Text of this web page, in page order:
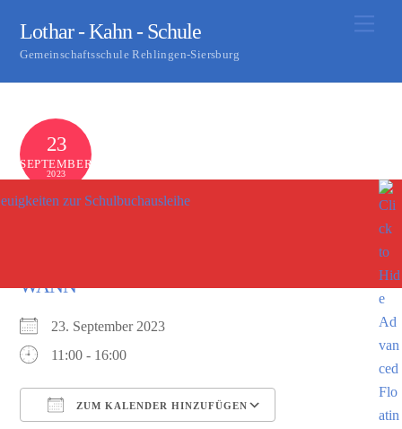
content
Lothar - Kahn - Schule
Gemeinschaftsschule Rehlingen-Siersburg
23
SEPTEMBER
2023
WANN
23. September 2023
11:00 - 16:00
ZUM KALENDER HINZUFÜGEN
zur Schulbuchausleihe